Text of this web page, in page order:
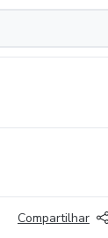
Compartilhar